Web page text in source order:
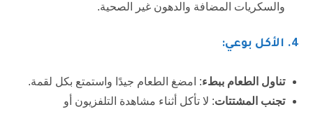
والسكريات المضافة والدهون غير الصحية.
4. الأكل بوعي:
تناول الطعام ببطء: امضغ الطعام جيدًا واستمتع بكل لقمة.
تجنب المشتتات: لا تأكل أثناء مشاهدة التلفزيون أو